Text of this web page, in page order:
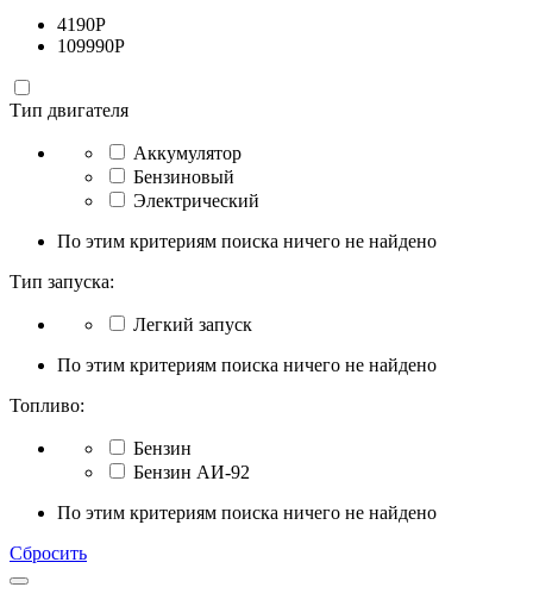
4190Р
109990Р
Тип двигателя
Аккумулятор
Бензиновый
Электрический
По этим критериям поиска ничего не найдено
Тип запуска:
Легкий запуск
По этим критериям поиска ничего не найдено
Топливо:
Бензин
Бензин АИ-92
По этим критериям поиска ничего не найдено
Сбросить